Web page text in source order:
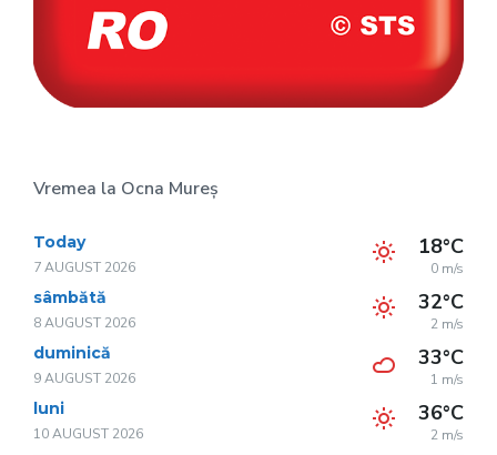
Vremea la Ocna Mureș
Today
7 AUGUST 2026
18°C
0 m/s
sâmbătă
8 AUGUST 2026
32°C
2 m/s
duminică
9 AUGUST 2026
33°C
1 m/s
luni
10 AUGUST 2026
36°C
2 m/s